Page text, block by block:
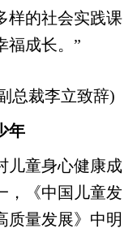
样的社会实践课
福成长。”
裁李立致辞)
年
童身心健康成
，《中国儿童发
质量发展》中明